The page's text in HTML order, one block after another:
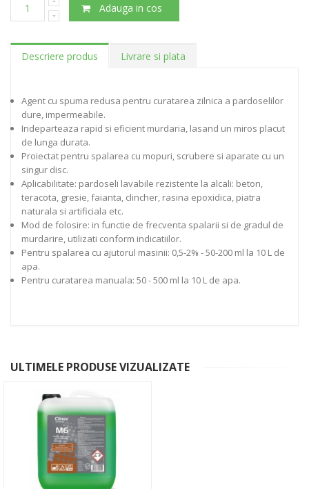
Adauga in cos
Descriere produs Livrare si plata
Agent cu spuma redusa pentru curatarea zilnica a pardoselilor
dure, impermeabile.
Indeparteaza rapid si eficient murdaria, lasand un miros placut
de lunga durata.
Proiectat pentru spalarea cu mopuri, scrubere si aparate cu un
singur disc.
Aplicabilitate: pardoseli lavabile rezistente la alcali: beton,
teracota, gresie, faianta, clincher, rasina epoxidica, piatra
naturala si artificiala etc.
Mod de folosire: in functie de frecventa spalarii si de gradul de
murdarire, utilizati conform indicatiilor.
Pentru spalarea cu ajutorul masinii: 0,5-2% - 50-200 ml la 10 L de
apa.
Pentru curatarea manuala: 50 - 500 ml la 10 L de apa.
ULTIMELE PRODUSE VIZUALIZATE